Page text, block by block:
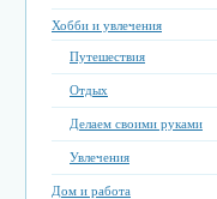
Хобби и увлечения
Путешествия
Отдых
Делаем своими руками
Увлечения
Дом и работа